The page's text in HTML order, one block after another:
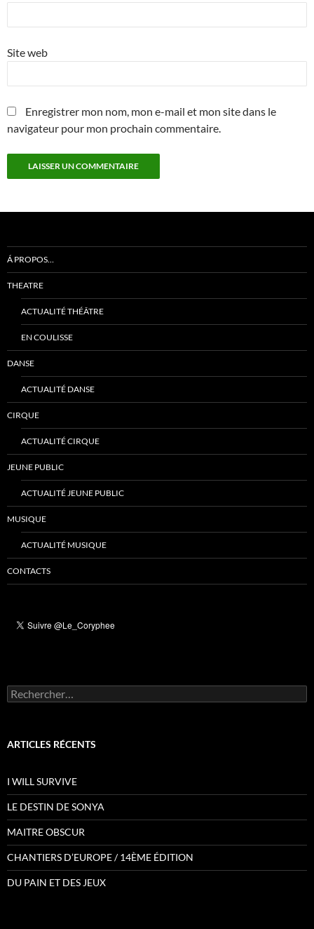
Site web
Enregistrer mon nom, mon e-mail et mon site dans le
navigateur pour mon prochain commentaire.
Á PROPOS…
THEATRE
ACTUALITÉ THÉÂTRE
EN COULISSE
DANSE
ACTUALITÉ DANSE
CIRQUE
ACTUALITÉ CIRQUE
JEUNE PUBLIC
ACTUALITÉ JEUNE PUBLIC
MUSIQUE
ACTUALITÉ MUSIQUE
CONTACTS
Rechercher :
ARTICLES RÉCENTS
I WILL SURVIVE
LE DESTIN DE SONYA
MAITRE OBSCUR
CHANTIERS D’EUROPE / 14ÈME ÉDITION
DU PAIN ET DES JEUX